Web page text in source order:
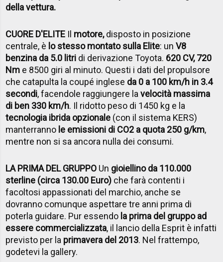
della vettura.
CUORE D'ELITE Il motore,disposto in posizione
centrale, è lo stesso montato sulla Elite: unV8
benzina da 5.0 litri di derivazione Toyota. 620 CV, 720
Nm e 8500 giri al minuto. Questi i dati del propulsore
che catapulta la coupé inglese da 0 a 100 km/h in 3.4
secondi, facendole raggiungere lavelocità massima
di ben 330 km/h. Il ridotto peso di 1450 kg e la
tecnologia ibrida opzionale (con il sistema KERS)
manterranno le emissioni di CO2 a quota 250 g/km,
mentre non si sa ancora nulla dei consumi.
LA PRIMA DEL GRUPPO Un gioiellino da 110.000
sterline (circa 130.00 Euro) che farà contenti i
facoltosi appassionati del marchio, anche se
dovranno comunque aspettare tre anni prima di
poterla guidare. Pur essendo la prima del gruppo ad
essere commercializzata, il lancio della Esprit è infatti
previsto per la primavera del 2013. Nel frattempo,
godetevi la gallery.